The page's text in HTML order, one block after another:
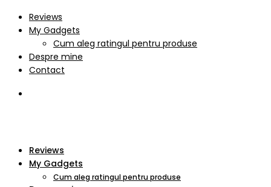
Reviews
My Gadgets
Cum aleg ratingul pentru produse
Despre mine
Contact
Reviews
My Gadgets
Cum aleg ratingul pentru produse